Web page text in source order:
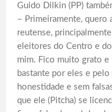
Guido Dilkin (PP)
– Primeiramente, quero
reutense,
eleitores do Centro e
mim. Fico muito grato e
bastante por eles e
honestidade e sem
que ele (Pitcha) se